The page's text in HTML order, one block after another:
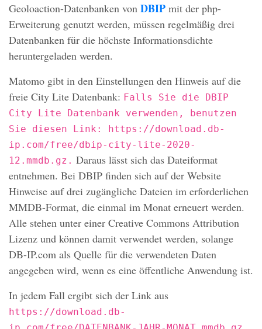
Geoloaction-Datenbanken von DBIP mit der php-
Erweiterung genutzt werden, müssen regelmäßig drei
Datenbanken für die höchste Informationsdichte
heruntergeladen werden.
Matomo gibt in den Einstellungen den Hinweis auf die
freie City Lite Datenbank: Falls Sie die DBIP
City Lite Datenbank verwenden, benutzen
Sie diesen Link: https://download.db-
ip.com/free/dbip-city-lite-2020-
12.mmdb.gz. Daraus lässt sich das Dateiformat
entnehmen. Bei DBIP finden sich auf der Website
Hinweise auf drei zugängliche Dateien im erforderlichen
MMDB-Format, die einmal im Monat erneuert werden.
Alle stehen unter einer Creative Commons Attribution
Lizenz und können damit verwendet werden, solange
DB-IP.com als Quelle für die verwendeten Daten
angegeben wird, wenn es eine öffentliche Anwendung ist.
In jedem Fall ergibt sich der Link aus
https://download.db-